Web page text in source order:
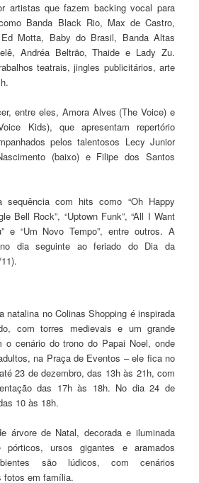
artistas que fazem backing vocal para
Banda Black Rio, Max de Castro,
Motta, Baby do Brasil, Banda Altas
Andréa Beltrão, Thaide e Lady Zu.
teatrais, jingles publicitários, arte
entre eles, Amora Alves (The Voice) e
Kids), que apresentam repertório
pelos talentosos Lecy Junior
(baixo) e Filipe dos Santos
sequência com hits como “Oh Happy
Bell Rock”, “Uptown Funk”, “All I Want
e “Um Novo Tempo”, entre outros. A
no dia seguinte ao feriado do Dia da
natalina no Colinas Shopping é inspirada
com torres medievais e um grande
o cenário do trono do Papai Noel, onde
na Praça de Eventos – ele fica no
23 de dezembro, das 13h às 21h, com
das 17h às 18h. No dia 24 de
10 às 18h.
árvore de Natal, decorada e iluminada
ursos gigantes e aramados
são lúdicos, com cenários
fotos em família.